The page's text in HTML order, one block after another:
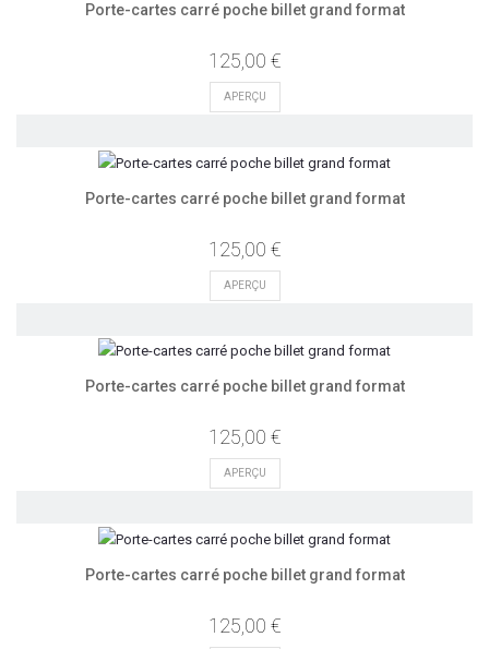
Porte-cartes carré poche billet grand format
125,00 €
APERÇU
Porte-cartes carré poche billet grand format
125,00 €
APERÇU
Porte-cartes carré poche billet grand format
125,00 €
APERÇU
Porte-cartes carré poche billet grand format
125,00 €